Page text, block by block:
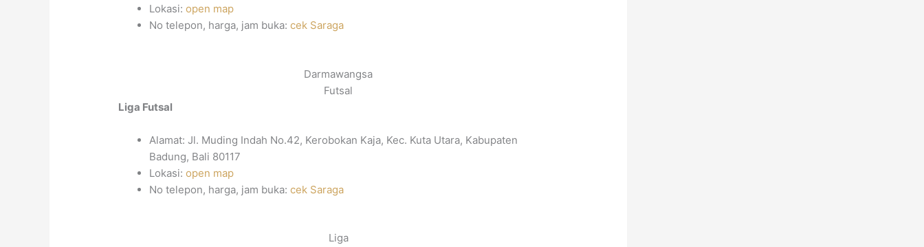
Lokasi:open map
No telepon, harga, jam buka:cek Saraga
Darmawangsa
Futsal
Liga Futsal
Alamat: Jl. Muding Indah No.42, Kerobokan Kaja, Kec. Kuta Utara, Kabupaten
Badung, Bali 80117
Lokasi:open map
No telepon, harga, jam buka:cek Saraga
Liga